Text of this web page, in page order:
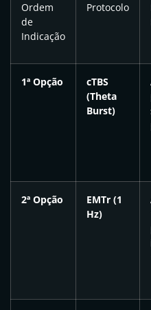
Ordem
de
Indicação
Protocolo
1ª Opção
cTBS
(Theta
Burst)
2ª Opção
EMTr (1
Hz)